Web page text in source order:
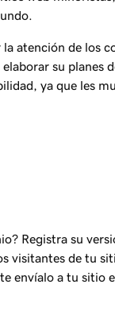
la atención de los
su planes
ya que les
Registra su
visitantes de tu
envíalo a tu sitio